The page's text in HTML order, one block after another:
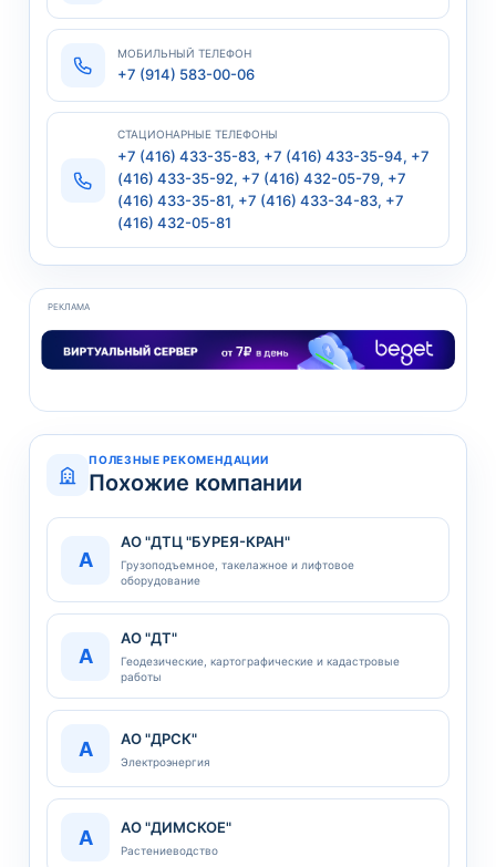
МОБИЛЬНЫЙ ТЕЛЕФОН
+7 (914) 583-00-06
СТАЦИОНАРНЫЕ ТЕЛЕФОНЫ
+7 (416) 433-35-83, +7 (416) 433-35-94, +7
(416) 433-35-92, +7 (416) 432-05-79, +7
(416) 433-35-81, +7 (416) 433-34-83, +7
(416) 432-05-81
РЕКЛАМА
ПОЛЕЗНЫЕ РЕКОМЕНДАЦИИ
Похожие компании
А
АО "ДТЦ "БУРЕЯ-КРАН"
Грузоподъемное, такелажное и лифтовое
оборудование
А
АО "ДТ"
Геодезические, картографические и кадастровые
работы
А АО "ДРСК"
Электроэнергия
А АО "ДИМСКОЕ"
Растениеводство